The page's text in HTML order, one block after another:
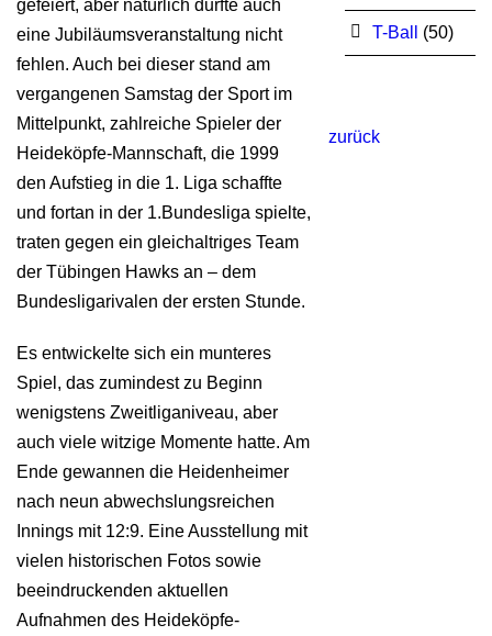
gefeiert, aber natürlich durfte auch
eine Jubiläumsveranstaltung nicht
fehlen. Auch bei dieser stand am
vergangenen Samstag der Sport im
Mittelpunkt, zahlreiche Spieler der
Heideköpfe-Mannschaft, die 1999
den Aufstieg in die 1. Liga schaffte
und fortan in der 1.Bundesliga spielte,
traten gegen ein gleichaltriges Team
der Tübingen Hawks an – dem
Bundesligarivalen der ersten Stunde.
Es entwickelte sich ein munteres
Spiel, das zumindest zu Beginn
wenigstens Zweitliganiveau, aber
auch viele witzige Momente hatte. Am
Ende gewannen die Heidenheimer
nach neun abwechslungsreichen
Innings mit 12:9. Eine Ausstellung mit
vielen historischen Fotos sowie
beeindruckenden aktuellen
Aufnahmen des Heideköpfe-
T-Ball (50)
zurück